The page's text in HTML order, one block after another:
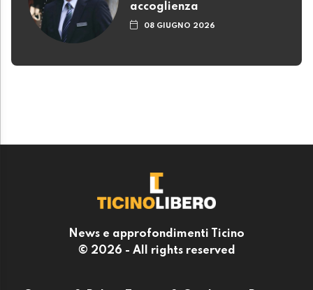
accoglienza
08 GIUGNO 2026
News e approfondimenti Ticino
© 2026 - All rights reserved